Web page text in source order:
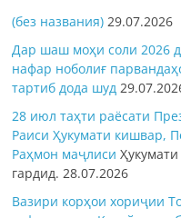
(без названия) 29.07.2026
Дар шаш моҳи соли 2026
нафар ноболиғ
тартиб дода шуд
28 июл таҳти раёсати
Раиси Ҳукумати кишвар,
Раҳмон маҷлиси
гардид.28.07.2026
Вазири корҳои хориҷии